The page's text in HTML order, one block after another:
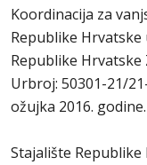
Koordinacija za
Republike
Republike Hrvatske
Urbroj: 50301-21/
ožujka 2016. godine.
Stajalište